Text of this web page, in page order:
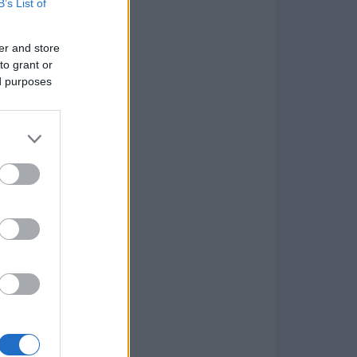
List of
and store
grant or
purposes